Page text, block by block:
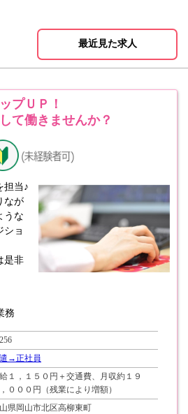
最近見た求人
プＵＰ！
て働きませんか？
担当♪
なが
うな
ショ
是非
務
→正社員
１，１５０円＋交通費、月収約１９
０００円（残業により増額）
県岡山市北区高柳東町